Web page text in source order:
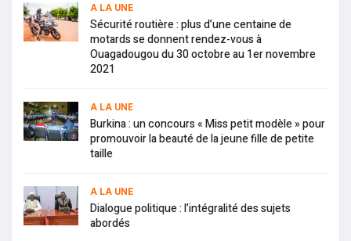
A LA UNE
Sécurité routière : plus d’une centaine de
motards se donnent rendez-vous à
Ouagadougou du 30 octobre au 1er novembre
2021
A LA UNE
Burkina : un concours « Miss petit modèle » pour
promouvoir la beauté de la jeune fille de petite
taille
A LA UNE
Dialogue politique : l’intégralité des sujets
abordés